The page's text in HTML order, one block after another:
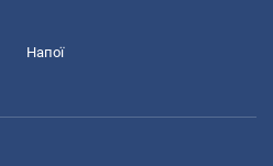
Напої